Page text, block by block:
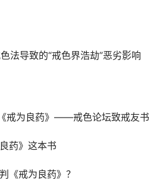
法导致的“戒色界浩劫”恶劣影响
戒为良药》——戒色论坛致戒友书
药》这本书
《戒为良药》？